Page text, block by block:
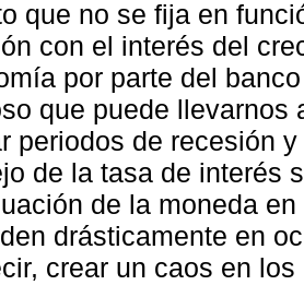
que no se fija en
con el interés del
por parte del
que puede llevarnos
periodos de recesión
de la tasa de interés
de la moneda
drásticamente en
crear un caos en